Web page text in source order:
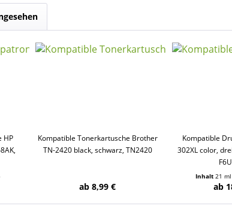
HP
Kompatible Tonerkartusche Brother
TN-2420 black, schwarz, TN2420
ab 8,99 €
Kompatible
302XL color,
Inhalt21
ab